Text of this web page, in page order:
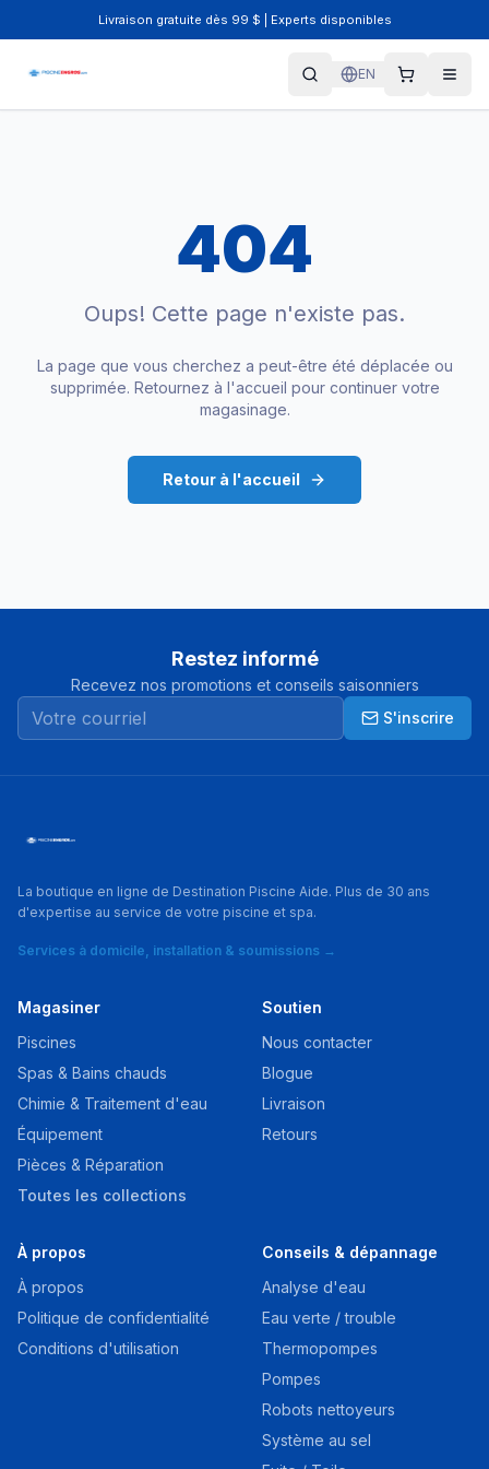
Livraison gratuite dès 99 $ | Experts disponibles
EN
404
Oups! Cette page n'existe pas.
La page que vous cherchez a peut-être été déplacée ou
supprimée. Retournez à l'accueil pour continuer votre
magasinage.
Retour à l'accueil
Restez informé
Recevez nos promotions et conseils saisonniers
S'inscrire
La boutique en ligne de Destination Piscine Aide. Plus de 30 ans
d'expertise au service de votre piscine et spa.
Services à domicile, installation & soumissions →
Magasiner
Piscines
Spas & Bains chauds
Chimie & Traitement d'eau
Équipement
Pièces & Réparation
Toutes les collections
Soutien
Nous contacter
Blogue
Livraison
Retours
À propos
À propos
Politique de confidentialité
Conditions d'utilisation
Conseils & dépannage
Analyse d'eau
Eau verte / trouble
Thermopompes
Pompes
Robots nettoyeurs
Système au sel